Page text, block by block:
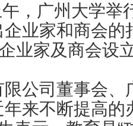
，广州大学
业家和商会
业家及商会设
公司董事会
来不断提高